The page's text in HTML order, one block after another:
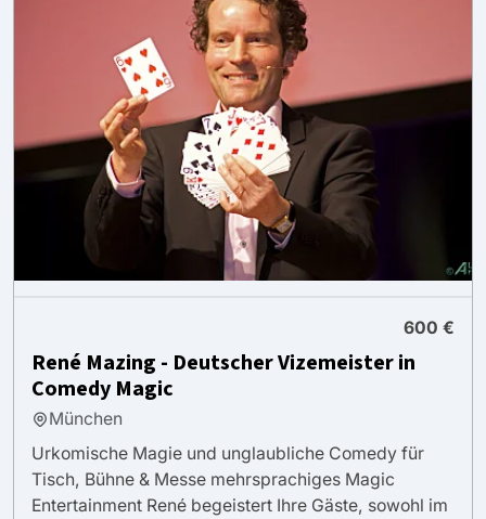
600 €
René Mazing - Deutscher Vizemeister in
Comedy Magic
München
Urkomische Magie und unglaubliche Comedy für
Tisch, Bühne & Messe mehrsprachiges Magic
Entertainment René begeistert Ihre Gäste, sowohl im